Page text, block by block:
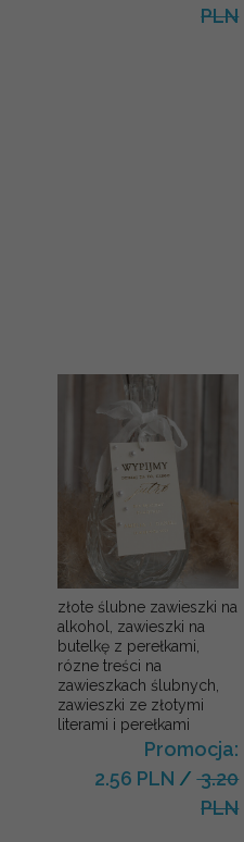
PLN
złote ślubne zawieszki na
alkohol, zawieszki na
butelkę z perełkami,
rózne treści na
zawieszkach ślubnych,
zawieszki ze złotymi
literami i perełkami
Promocja:
2.56 PLN /3.20
PLN